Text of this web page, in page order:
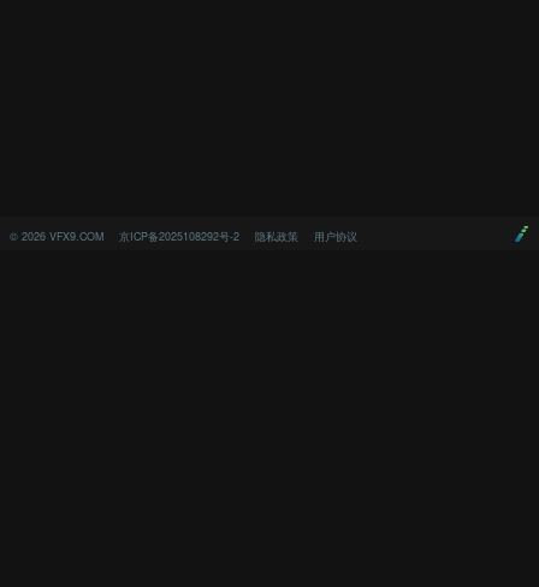
© 2026 VFX9.COM 京ICP备2025108292号-2 隐私政策 用户协议